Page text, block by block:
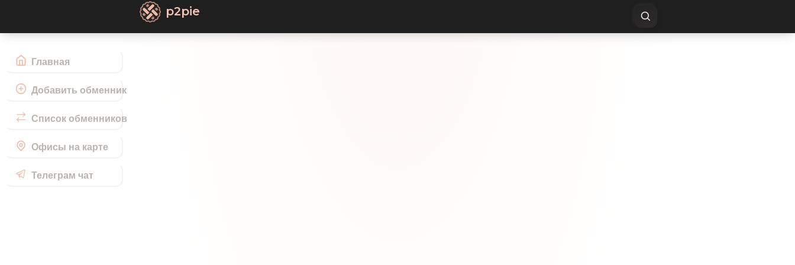
Главная
Добавить обменник
Список обменников
Офисы на карте
Телеграм чат
p2pie